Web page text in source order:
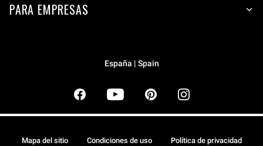
PARA EMPRESAS
España | Spain
Mapa del sitio Condiciones de uso Política de privacidad